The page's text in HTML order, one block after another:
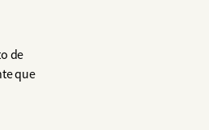
de
que